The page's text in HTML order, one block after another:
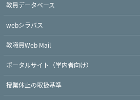
教員データベース
webシラバス
教職員Web Mail
ポータルサイト（学内者向け）
授業休止の取扱基準